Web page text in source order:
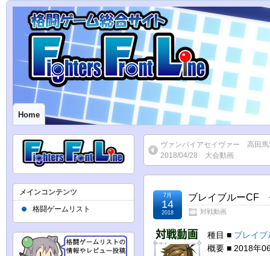
Home
ヴァンパイアセイヴァー 高田
2018/04/28 大会動画
ブレイブルーCF
対戦動画
7月
14
2018
種目 ■ ブレイ
概要 ■ 2018年
メインコンテンツ
格闘ゲームリスト